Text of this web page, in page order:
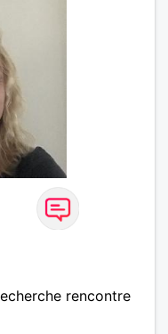
rencontre